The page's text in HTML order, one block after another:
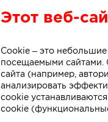
Этот веб-
Cookie – это
посещаемыми сайтами.
сайта (например,
анализировать
cookie
cookie